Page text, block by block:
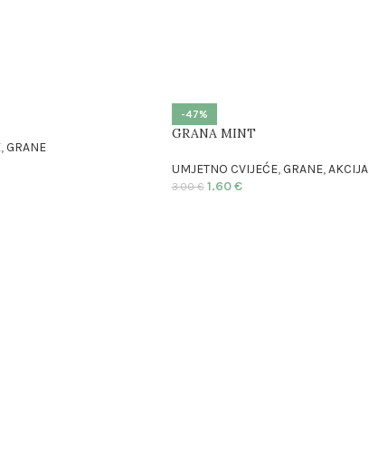
,GRANE
-47%
GRANA MINT
UMJETNO CVIJEĆE, GRANE, AKCIJA
3.00€ 1.60€